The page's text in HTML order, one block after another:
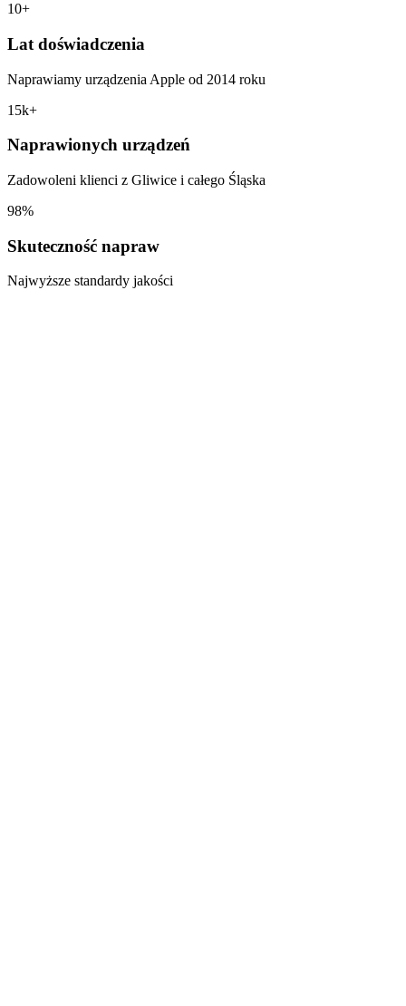
10+
Lat doświadczenia
Naprawiamy urządzenia Apple od 2014 roku
15k+
Naprawionych urządzeń
Zadowoleni klienci z Gliwice i całego Śląska
98%
Skuteczność napraw
Najwyższe standardy jakości